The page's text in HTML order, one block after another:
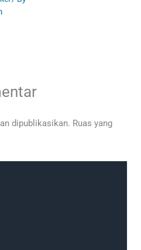
dipublikasikan. Ruas yang